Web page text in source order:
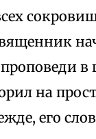
в
на
его